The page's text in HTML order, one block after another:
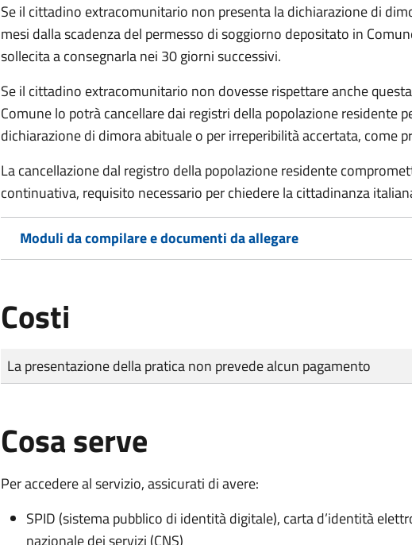
Se il cittadino extracomunitario non presenta la dichiarazione di
mesi dalla scadenza del permesso di soggiorno depositato in
sollecita a consegnarla nei 30 giorni successivi.
Se il cittadino extracomunitario non dovesse rispettare anche
Comune lo potrà cancellare dai registri della popolazione residente
dichiarazione di dimora abituale o per irreperibilità accertata, come
La cancellazione dal registro della popolazione residente
continuativa, requisito necessario per chiedere la cittadinanza
Moduli da compilare e documenti da allegare
Costi
Tipo di pagamento
Importo
La presentazione della pratica non prevede alcun pagamento
Cosa serve
Per accedere al servizio, assicurati di avere:
SPID (sistema pubblico di identità digitale), carta d’identità
nazionale dei servizi (CNS)